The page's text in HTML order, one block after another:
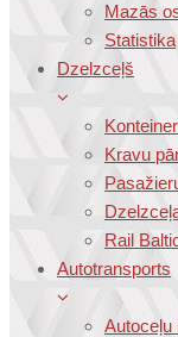
Mazās
Statistika
Dzelzceļš
Kravu
Rail
Autotransports
Autoceļu